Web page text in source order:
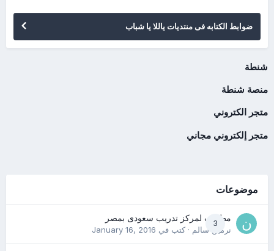
ضوابط الكتابه فى منتديات ياللا يا شباب
شنطة
منصة شنطة
متجر الكتروني
متجر إلكتروني مجاني
موضوعات
3
مطلوب لمركز تدريب سعودى بمصر
نرمين سالم· كتب في January 16, 2016